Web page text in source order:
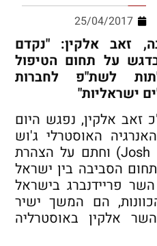
25/04/2017
זאב אלקין: "נקדם
על תחום הטיפול
לשת"פ לחברות
ישראליות"
זאב אלקין, נפגש היום
האוסטרלי ג'וש
פריידנברג (Josh Frydenberg) וחתם על הצהרת
הסביבה בין ישראל
פריידנברג בישראל
הם המשך ישיר
אלקין באוסטרליה